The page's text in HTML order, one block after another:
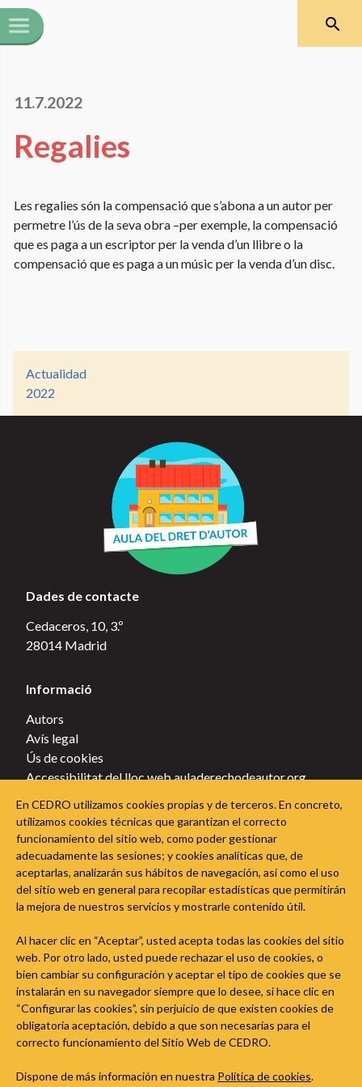
Actualidad
2022
11.7.2022
Regalies
Les regalies són la compensació que s’abona a un autor per
permetre l’ús de la seva obra –per exemple, la compensació
que es paga a un escriptor per la venda d’un llibre o la
compensació que es paga a un músic per la venda d’un disc.
Dades de contacte
Cedaceros, 10, 3.º
28014 Madrid
Informació
Autors
Avís legal
Ús de cookies
Accessibilitat del lloc web auladerechodeautor.org
Política de cookies
Segueix l'Aula del Dret d'Autor a les xarxes socials
En CEDRO utilizamos cookies propias y de terceros. En concreto,
utilizamos cookies técnicas que garantizan el correcto
funcionamiento del sitio web, como poder gestionar
adecuadamente las sesiones; y cookies analíticas que, de
aceptarlas, analizarán sus hábitos de navegación, así como el uso
del sitio web en general para recopilar estadísticas que permitirán
la mejora de nuestros servicios y mostrarle contenido útil.
Al hacer clic en “Aceptar”, usted acepta todas las cookies del sitio
web. Por otro lado, usted puede rechazar el uso de cookies, o
bien cambiar su configuración y aceptar el tipo de cookies que se
instalarán en su navegador siempre que lo desee, si hace clic en
“Configurar las cookies”, sin perjuicio de que existen cookies de
obligatoria aceptación, debido a que son necesarias para el
correcto funcionamiento del Sitio Web de CEDRO.
Dispone de más información en nuestra Política de cookies.